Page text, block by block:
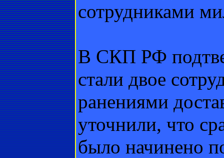
сотрудниками
В СКП РФ
стали двое
ранениями
уточнили, что
было начинено